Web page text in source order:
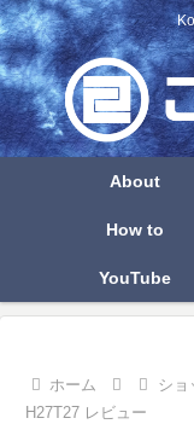
About
How to
YouTube
ホーム ショ
H27T27 レビュー